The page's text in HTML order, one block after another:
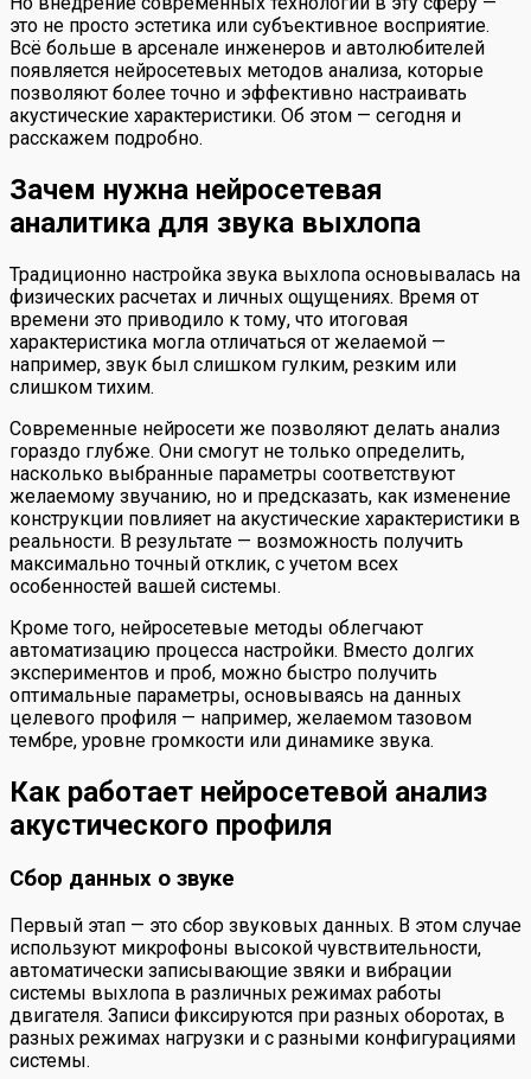
это не просто эстетика или субъективное восприятие.
Всё больше в арсенале инженеров и автолюбителей
появляется нейросетевых методов анализа, которые
позволяют более точно и эффективно настраивать
акустические характеристики. Об этом — сегодня и
расскажем подробно.
Зачем нужна нейросетевая
аналитика для звука выхлопа
Традиционно настройка звука выхлопа основывалась на
физических расчетах и личных ощущениях. Время от
времени это приводило к тому, что итоговая
характеристика могла отличаться от желаемой —
например, звук был слишком гулким, резким или
слишком тихим.
Современные нейросети же позволяют делать анализ
гораздо глубже. Они смогут не только определить,
насколько выбранные параметры соответствуют
желаемому звучанию, но и предсказать, как изменение
конструкции повлияет на акустические характеристики в
реальности. В результате — возможность получить
максимально точный отклик, с учетом всех
особенностей вашей системы.
Кроме того, нейросетевые методы облегчают
автоматизацию процесса настройки. Вместо долгих
экспериментов и проб, можно быстро получить
оптимальные параметры, основываясь на данных
целевого профиля — например, желаемом тазовом
тембре, уровне громкости или динамике звука.
Как работает нейросетевой анализ
акустического профиля
Сбор данных о звуке
Первый этап — это сбор звуковых данных. В этом случае
используют микрофоны высокой чувствительности,
автоматически записывающие звяки и вибрации
системы выхлопа в различных режимах работы
двигателя. Записи фиксируются при разных оборотах, в
разных режимах нагрузки и с разными конфигурациями
системы.